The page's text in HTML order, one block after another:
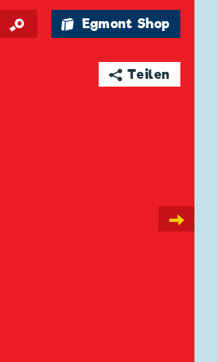
🛍 Egmont Shop
➦ Teilen
→